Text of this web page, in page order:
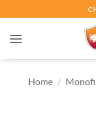
ai
contenuti
Home /